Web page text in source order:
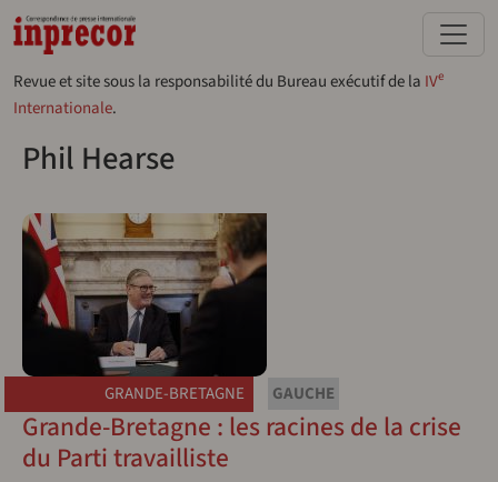
Aller au contenu principal
Revue et site sous la responsabilité du Bureau exécutif de la IVe
Internationale.
Phil Hearse
GRANDE-BRETAGNE GAUCHE
Grande-Bretagne : les racines de la crise
du Parti travailliste